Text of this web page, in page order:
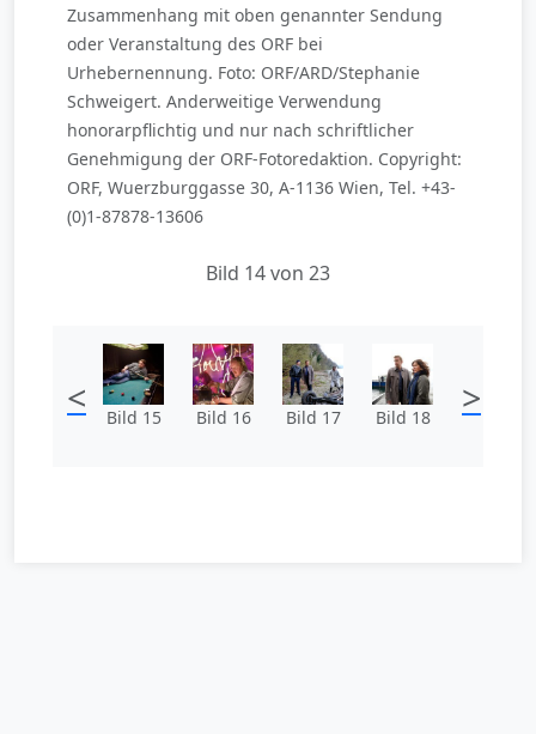
Zusammenhang mit oben genannter Sendung
oder Veranstaltung des ORF bei
Urhebernennung. Foto: ORF/ARD/Stephanie
Schweigert. Anderweitige Verwendung
honorarpflichtig und nur nach schriftlicher
Genehmigung der ORF-Fotoredaktion. Copyright:
ORF, Wuerzburggasse 30, A-1136 Wien, Tel. +43-
(0)1-87878-13606
Bild 14 von 23
< Bild 15 Bild 16 Bild 17 Bild 18 >